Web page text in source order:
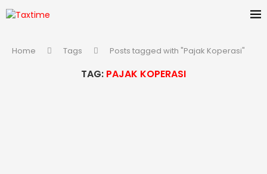
Home Tags Posts tagged with "Pajak Koperasi"
TAG: PAJAK KOPERASI